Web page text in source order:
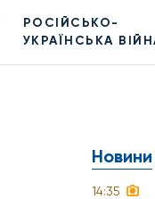
РОСІЙСЬКО-
УКРАЇНСЬКА
Новини
14:35